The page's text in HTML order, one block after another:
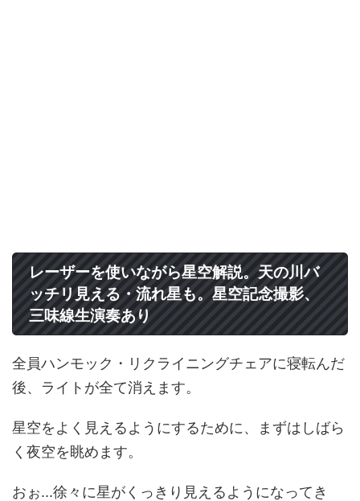
レーザーを使いながら星空解説。天の川バ
ッチリ見える・流れ星も。星空記念撮影、
三味線生演奏あり
全員ハンモック・リクライニングチェアに寝転んだ
後、ライトが全て消えます。
星空をよく見えるようにするために、まずはしばら
く夜空を眺めます。
おぉ...徐々に星がくっきり見えるようになってき